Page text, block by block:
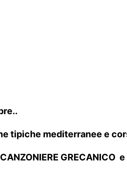
tipiche mediterranee e